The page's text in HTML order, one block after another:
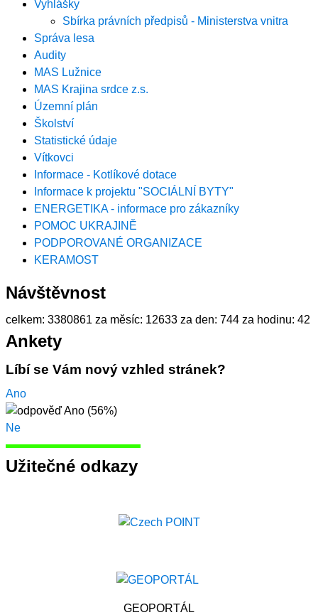
Vyhlášky
Sbírka právních předpisů - Ministerstva vnitra
Správa lesa
Audity
MAS Lužnice
MAS Krajina srdce z.s.
Územní plán
Školství
Statistické údaje
Vítkovci
Informace - Kotlíkové dotace
Informace k projektu "SOCIÁLNÍ BYTY"
ENERGETIKA - informace pro zákazníky
POMOC UKRAJINĚ
PODPOROVANÉ ORGANIZACE
KERAMOST
Návštěvnost
celkem: 3380861 za měsíc: 12633 za den: 744 za hodinu: 42
Ankety
Líbí se Vám nový vzhled stránek?
Ano
Ne
Užitečné odkazy
GEOPORTÁL